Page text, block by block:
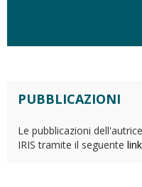
PUBBLICAZIONI
Le pubblicazioni
IRIS tramite il seguente link